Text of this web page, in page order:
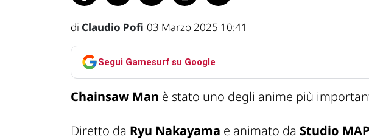
di Claudio Pofi 03 Marzo 2025 10:41
Segui Gamesurf su Google
Chainsaw Man è stato uno degli anime più
Diretto da Ryu Nakayama e animato da Studio